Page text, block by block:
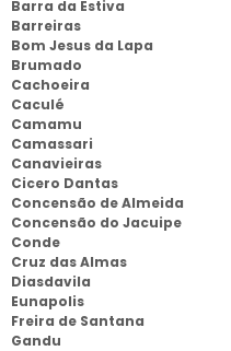
Barra da Estiva
Barreiras
Bom Jesus da Lapa
Brumado
Cachoeira
Caculé
Camamu
Camassari
Canavieiras
Cicero Dantas
Concensão de Almeida
Concensão do Jacuipe
Conde
Cruz das Almas
Diasdavila
Eunapolis
Freira de Santana
Gandu